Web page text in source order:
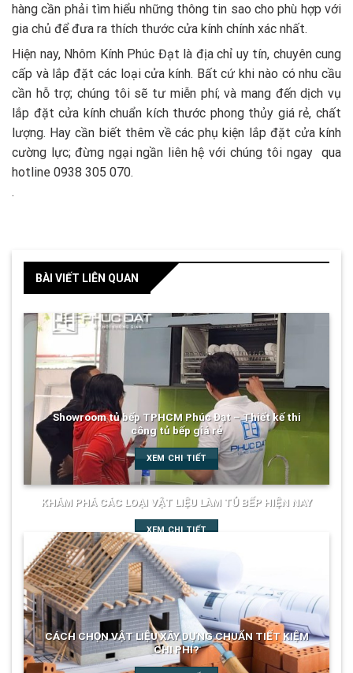
hàng cần phải tìm hiểu những thông tin sao cho phù hợp với
gia chủ để đưa ra thích thước cửa kính chính xác nhất.
Hiện nay, Nhôm Kính Phúc Đạt là địa chỉ uy tín, chuyên cung
cấp và lắp đặt các loại cửa kính. Bất cứ khi nào có nhu cầu
cần hỗ trợ; chúng tôi sẽ tư miễn phí; và mang đến dịch vụ
lắp đặt cửa kính chuẩn kích thước phong thủy giá rẻ, chất
lượng. Hay cần biết thêm về các phụ kiện lắp đặt cửa kính
cường lực; đừng ngại ngần liên hệ với chúng tôi ngay qua
hotline 0938 305 070.
.
BÀI VIẾT LIÊN QUAN
Showroom tủ bếp TPHCM Phúc Đạt – Thiết kế thi
công tủ bếp giá rẻ
XEM CHI TIẾT
KHÁM PHÁ CÁC LOẠI VẬT LIỆU LÀM TỦ BẾP HIỆN NAY
XEM CHI TIẾT
CÁCH CHỌN VẬT LIỆU XÂY DỰNG CHUẨN TIẾT KIỆM
CHI PHÍ?